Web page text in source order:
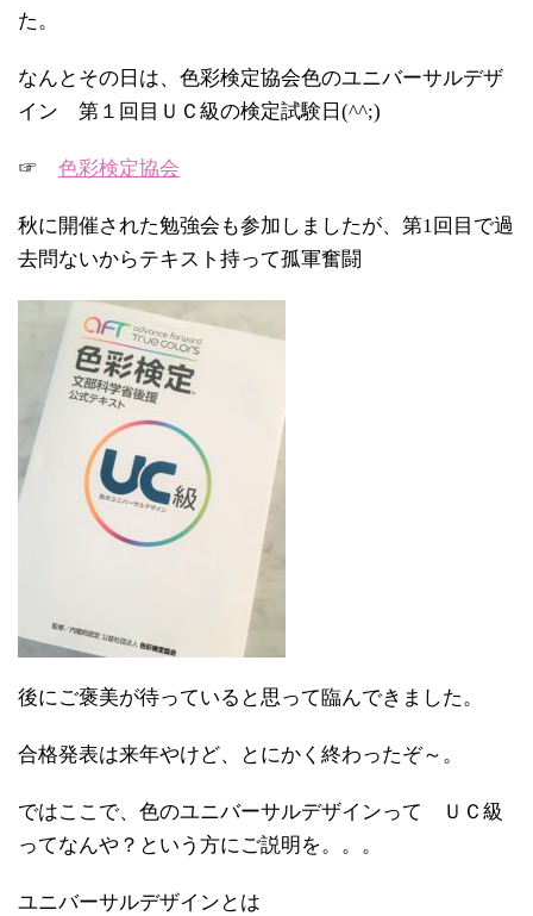
た。
なんとその日は、色彩検定協会色のユニバーサルデザ
イン 第１回目ＵＣ級の検定試験日(^^;)
☞ 色彩検定協会
秋に開催された勉強会も参加しましたが、第1回目で過
去問ないからテキスト持って孤軍奮闘
後にご褒美が待っていると思って臨んできました。
合格発表は来年やけど、とにかく終わったぞ～。
ではここで、色のユニバーサルデザインって ＵＣ級
ってなんや？という方にご説明を。。。
ユニバーサルデザインとは